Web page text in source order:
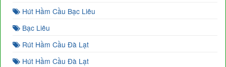
Hút Hầm Cầu Bạc Liêu
Bạc Liêu
Rút Hầm Cầu Đà Lạt
Hút Hầm Cầu Đà Lạt